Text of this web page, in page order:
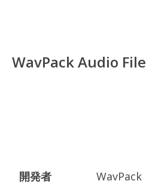
WavPack Audio File
開発者
WavPack